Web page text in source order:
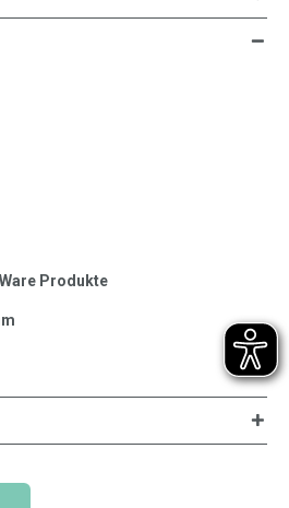
Produkte